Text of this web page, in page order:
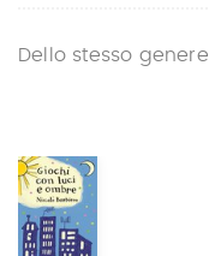
Dello stesso genere